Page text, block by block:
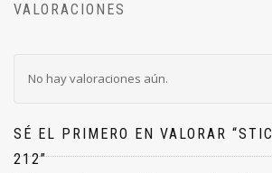
VALORACIONES
No hay valoraciones aún.
SÉ EL PRIMERO EN VALORAR
212”